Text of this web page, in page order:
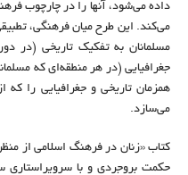
داده می‌شود، آنها را در چارچوب
می‌کند. این طرح میان فرهنگی،
مسلمانان به تفکیک تاریخی (در
جغرافیایی (در هر منطقه‌ای که
همزمان تاریخی و جغرافیایی را
می‌سازد.
کتاب «زنان در فرهنگ اسلامی از